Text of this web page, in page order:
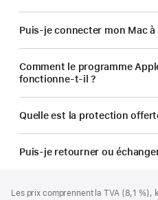
Puis-je connecter mon Mac à
Comment le programme
fonctionne-t-il ?
Quelle est la protection
Puis-je retourner ou
Les prix comprennent la TVA (8,1 %),